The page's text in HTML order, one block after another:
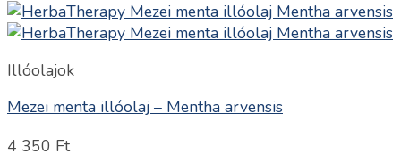
Illóolajok
Mezei menta illóolaj – Mentha arvensis
4 350 Ft